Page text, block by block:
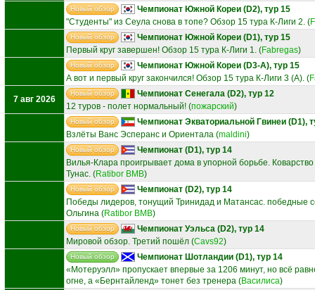
Новый обзор
Чемпионат Южной Кореи (D2), тур 15
"Студенты" из Сеула снова в топе? Обзор 15 тура К-Лиги 2. (
Новый обзор
Чемпионат Южной Кореи (D1), тур 15
Первый круг завершен! Обзор 15 тура К-Лиги 1. (Fabregas)
Новый обзор
Чемпионат Южной Кореи (D3-A), тур 15
А вот и первый круг закончился! Обзор 15 тура К-Лиги 3 (А). (
7 авг 2026
Новый обзор
Чемпионат Сенегала (D2), тур 12
12 туров - полет нормальный! (пожарский)
Новый обзор
Чемпионат Экваториальной Гвинеи (D1),
Взлёты Ванс Эсперанс и Ориентала (maldini)
Новый обзор
Чемпионат (D1), тур 14
Вилья-Клара проигрывает дома в упорной борьбе.
Тунас. (Ratibor BMB)
Новый обзор
Чемпионат (D2), тур 14
Победы лидеров, тонущий Тринидад и Матансас. победные
Ольгина (Ratibor BMB)
Новый обзор
Чемпионат Уэльса (D2), тур 14
Мировой обзор. Третий пошёл (Cavs92)
Новый обзор
Чемпионат Шотландии (D1), тур 14
«Мотеруэлл» пропускает впервые за 1206 минут, но всё
огне, а «Бернтайленд» тонет без тренера (Василиса)